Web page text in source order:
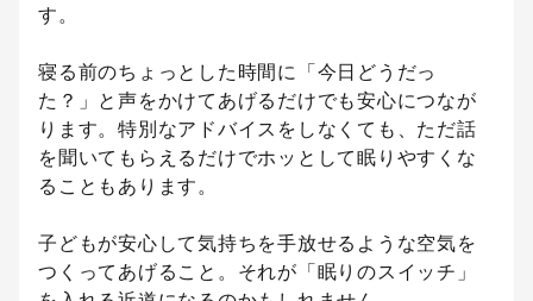
す。
寝る前のちょっとした時間に「今日どうだっ
た？」と声をかけてあげるだけでも安心につなが
ります。特別なアドバイスをしなくても、ただ話
を聞いてもらえるだけでホッとして眠りやすくな
ることもあります。
子どもが安心して気持ちを手放せるような空気を
つくってあげること。それが「眠りのスイッチ」